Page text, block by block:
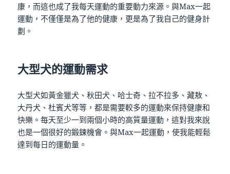
康，而這也成了我每天運動的重要動力來源。與Max一起
運動，不僅僅是為了他的健康，更是為了我自己的健身計
劃。
大型犬的運動需求
大型犬如黃金獵犬、秋田犬、哈士奇、拉不拉多、藏敖、
大丹犬、杜賓犬等等，都是需要較多的運動來保持健康和
快樂。每天至少一到兩個小時的高質量運動，這對我來說
也是一個很好的鍛鍊機會。與Max一起運動，使我能輕鬆
達到每日的運動量。